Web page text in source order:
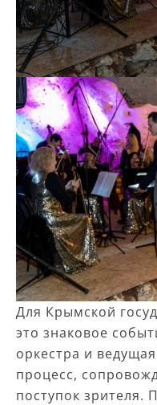
Для Крымской
это знаковое
оркестра и
процесс,
поступок зрителя.